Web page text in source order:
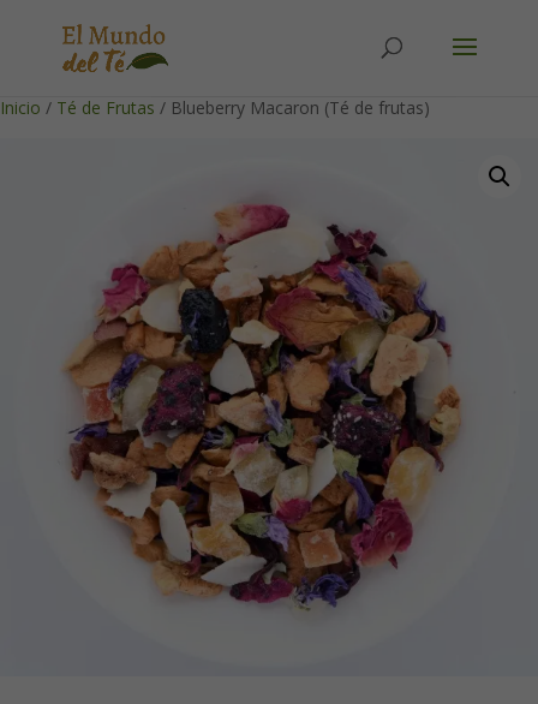
Inicio / Té de Frutas / Blueberry Macaron (Té de frutas)